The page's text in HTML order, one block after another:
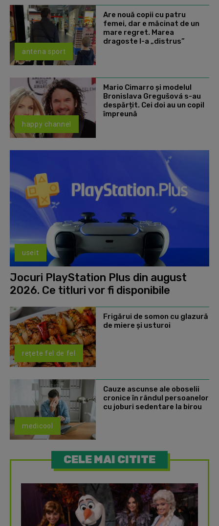
antena sport
Are nouă copii cu patru
femei, dar e măcinat de un
mare regret. Marea
dragoste l-a „distrus”
happy channel
Mario Cimarro și modelul
Bronislava Gregušová s-au
despărțit. Cei doi au un copil
împreună
useit
Jocuri PlayStation Plus din august
2026. Ce titluri vor fi disponibile
rețete fel de fel
Frigărui de somon cu glazură
de miere și usturoi
medicool
Cauze ascunse ale oboselii
cronice în rândul persoanelor
cu joburi sedentare la birou
CELE MAI CITITE